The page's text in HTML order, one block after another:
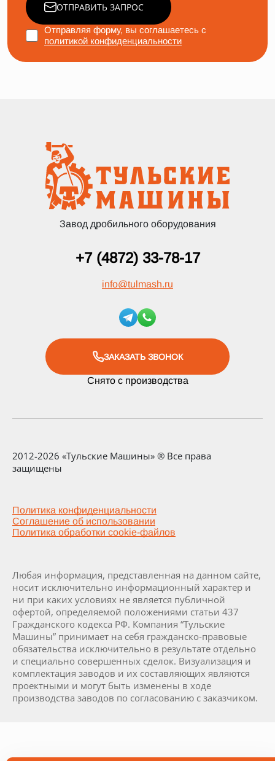
ОТПРАВИТЬ ЗАПРОС
Отправляя форму, вы соглашаетесь с
политикой конфиденциальности
Завод дробильного оборудования
+7 (4872) 33-78-17
info@tulmash.ru
ЗАКАЗАТЬ ЗВОНОК
Снято с производства
2012-2026 «Тульские Машины» ® Все права
защищены
Политика конфиденциальности
Соглашение об использовании
Политика обработки cookie-файлов
Любая информация, представленная на данном сайте,
носит исключительно информационный характер и
ни при каких условиях не является публичной
офертой, определяемой положениями статьи 437
Гражданского кодекса РФ. Компания “Тульские
Машины” принимает на себя гражданско-правовые
обязательства исключительно в результате отдельно
и специально совершенных сделок. Визуализация и
комплектация заводов и их составляющих являются
проектными и могут быть изменены в ходе
производства заводов по согласованию с заказчиком.